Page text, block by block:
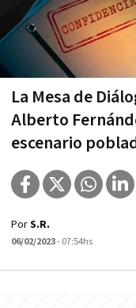
La Mesa de
Alberto
escenario
PorS.R.
06/02/2023- 07:54hs